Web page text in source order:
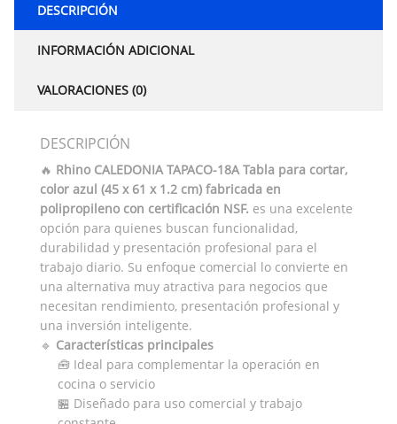
DESCRIPCIÓN
INFORMACIÓN ADICIONAL
VALORACIONES (0)
DESCRIPCIÓN
🔥 Rhino CALEDONIA TAPACO-18A Tabla para cortar,
color azul (45 x 61 x 1.2 cm) fabricada en
polipropileno con certificación NSF. es una excelente
opción para quienes buscan funcionalidad,
durabilidad y presentación profesional para el
trabajo diario. Su enfoque comercial lo convierte en
una alternativa muy atractiva para negocios que
necesitan rendimiento, presentación profesional y
una inversión inteligente.
🔹 Características principales
🧰 Ideal para complementar la operación en
cocina o servicio
🏪 Diseñado para uso comercial y trabajo